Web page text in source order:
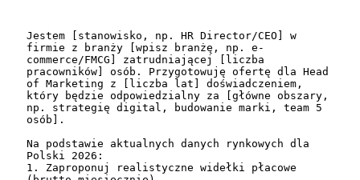
Jestem [stanowisko, np. HR Director/CEO] w
firmie z branży [wpisz branżę, np. e-
commerce/FMCG] zatrudniającej [liczba
pracowników] osób. Przygotowuję ofertę dla Head
of Marketing z [liczba lat] doświadczeniem,
który będzie odpowiedzialny za [główne obszary,
np. strategię digital, budowanie marki, team 5
osób].
Na podstawie aktualnych danych rynkowych dla
Polski 2026:
1. Zaproponuj realistyczne widełki płacowe